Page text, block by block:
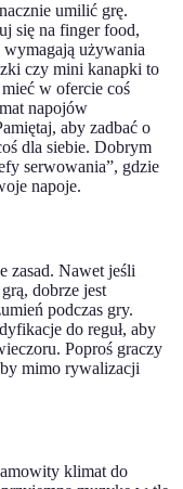
umilić grę.
się na finger food,
wymagają używania
czy mini kanapki to
w ofercie coś
napojów
aby zadbać o
dla siebie. Dobrym
serwowania”, gdzie
napoje.
zasad. Nawet jeśli
dobrze jest
podczas gry.
do reguł, aby
Poproś graczy
mimo rywalizacji
klimat do